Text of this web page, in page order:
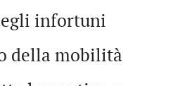
infortuni
della mobilità